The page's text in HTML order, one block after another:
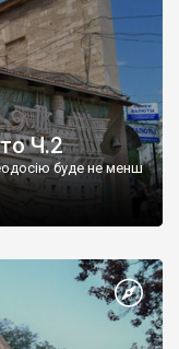
Ч.2
буде не менш